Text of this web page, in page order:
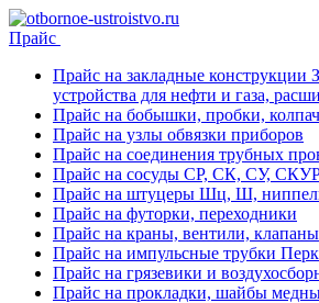
Прайс
Прайс на закладные конструкции
устройства для нефти и газа,
Прайс на бобышки, пробки,
Прайс на узлы обвязки приборов
Прайс на соединения трубных
Прайс на сосуды СР, СК, СУ,
Прайс на штуцеры Шц, Ш,
Прайс на футорки, переходники
Прайс на краны, вентили, клапаны
Прайс на импульсные трубки
Прайс на грязевики и
Прайс на прокладки, шайбы